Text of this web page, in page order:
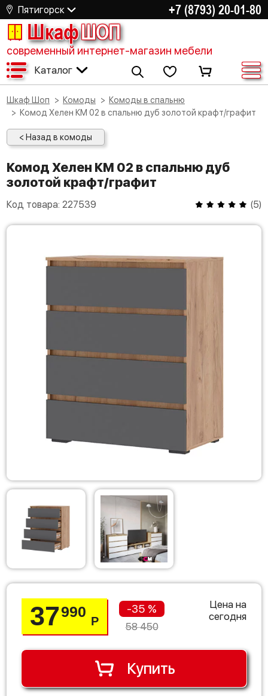
Пятигорск +7 (8793) 20-01-80
ШкафШОП
современный интернет-магазин мебели
Каталог
Шкаф Шоп Комоды
Комоды в спальню
Комод Хелен КМ 02 в спальню дуб золотой крафт/графит
< Назад в комоды
Комод Хелен КМ 02 в спальню дуб
золотой крафт/графит
Код товара: 227539 (5)
37990
Р
-35 %
58 450
Цена на
сегодня
Купить